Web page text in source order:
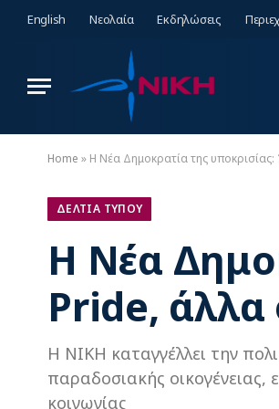
English Νεολαία Εκδηλώσεις
Home » Η Νέα Δημοκρατία της
ΔΕΛΤΙΑ ΤΥΠΟΥ
Η Νέα
Pride, άλλα
Η ΝΙΚΗ καταγγέλλει την
παραδοσιακής οικογένειας,
κοινωνίας